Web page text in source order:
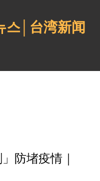
스│台湾新闻
防堵疫情｜